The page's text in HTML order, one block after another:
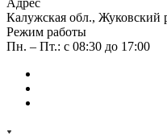
Калужская обл., Жуковский
Режим работы
Пн. – Пт.: с 08:30 до 17:00